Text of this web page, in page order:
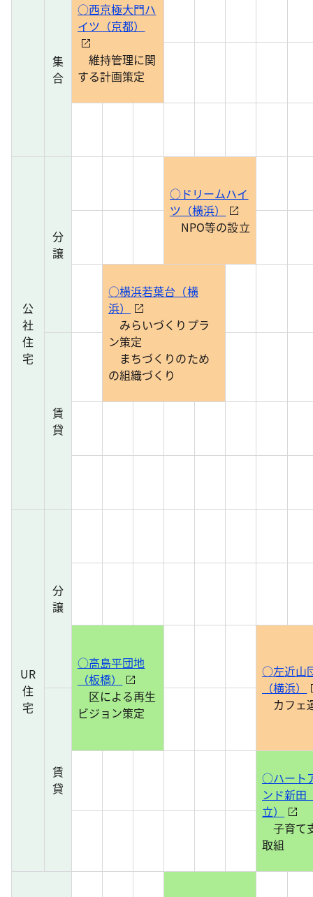
集
合
○西京極大門ハ
イツ（京都）
維持管理に関
する計画策定
公
社
住
宅
分
譲
○ドリームハイ
ツ（横浜）
NPO等の設立
○横浜若葉台（横
浜）
みらいづくりプラ
ン策定
まちづくりのため
の組織づくり
賃
貸
UR
住
宅
分
譲
○高島平団地
（板橋）
区による再生
ビジョン策定
○左近山
（横浜）
カフェ
賃
貸
○ハート
ンド新田
立）
子育て
取組